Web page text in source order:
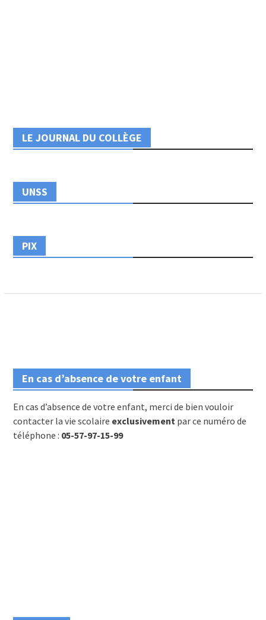
LE JOURNAL DU COLLÈGE
UNSS
PIX
En cas d’absence de votre enfant
En cas d’absence de votre enfant, merci de bien vouloir
contacter la vie scolaire exclusivementpar ce numéro de
téléphone : 05-57-97-15-99